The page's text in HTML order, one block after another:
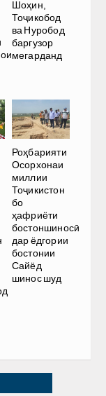
Шоҳин,
Тоҷикобод
ва Нуробод
баргузор
мегарданд
Роҳбарияти
Осорхонаи
миллии
Тоҷикистон
бо
ҳафриёти
бостоншиносӣ
дар ёдгории
бостонии
Сайёд
шинос шуд